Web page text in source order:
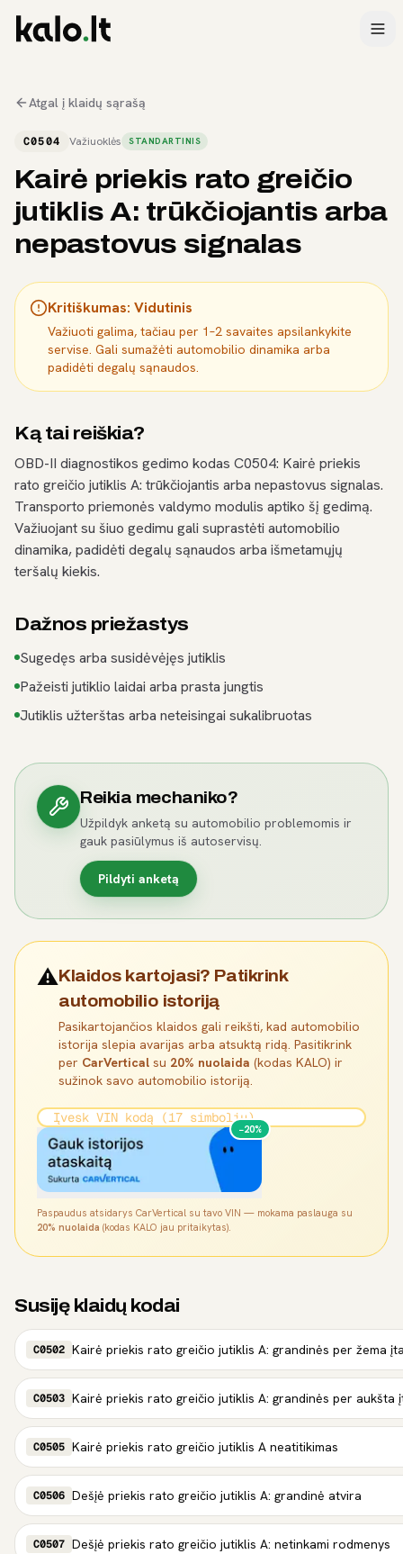
Atgal į klaidų sąrašą
C0504 Važiuoklės STANDARTINIS
Kairė priekis rato greičio
jutiklis A: trūkčiojantis arba
nepastovus signalas
Kritiškumas: Vidutinis
Važiuoti galima, tačiau per 1–2 savaites apsilankykite
servise. Gali sumažėti automobilio dinamika arba
padidėti degalų sąnaudos.
Ką tai reiškia?
OBD-II diagnostikos gedimo kodas C0504: Kairė priekis
rato greičio jutiklis A: trūkčiojantis arba nepastovus signalas.
Transporto priemonės valdymo modulis aptiko šį gedimą.
Važiuojant su šiuo gedimu gali suprastėti automobilio
dinamika, padidėti degalų sąnaudos arba išmetamųjų
teršalų kiekis.
Dažnos priežastys
Sugedęs arba susidėvėjęs jutiklis
Pažeisti jutiklio laidai arba prasta jungtis
Jutiklis užterštas arba neteisingai sukalibruotas
Reikia mechaniko?
Užpildyk anketą su automobilio problemomis ir
gauk pasiūlymus iš autoservisų.
Pildyti anketą
⚠️Klaidos kartojasi? Patikrink
automobilio istoriją
Pasikartojančios klaidos gali reikšti, kad automobilio
istorija slepia avarijas arba atsuktą ridą. Pasitikrink
per CarVertical su 20% nuolaida (kodas KALO) ir
sužinok savo automobilio istoriją.
−20%
Paspaudus atsidarys CarVertical su tavo VIN — mokama paslauga su
20% nuolaida (kodas KALO jau pritaikytas).
Susiję klaidų kodai
C0502 Kairė priekis rato greičio jutiklis A: grandinės per žema
C0503 Kairė priekis rato greičio jutiklis A: grandinės per aukšta
C0505 Kairė priekis rato greičio jutiklis A neatitikimas
C0506 Dešįė priekis rato greičio jutiklis A: grandinė atvira
C0507 Dešįė priekis rato greičio jutiklis A: netinkami rodmenys